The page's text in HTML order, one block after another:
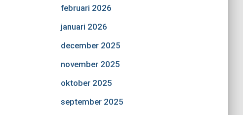
februari 2026
januari 2026
december 2025
november 2025
oktober 2025
september 2025